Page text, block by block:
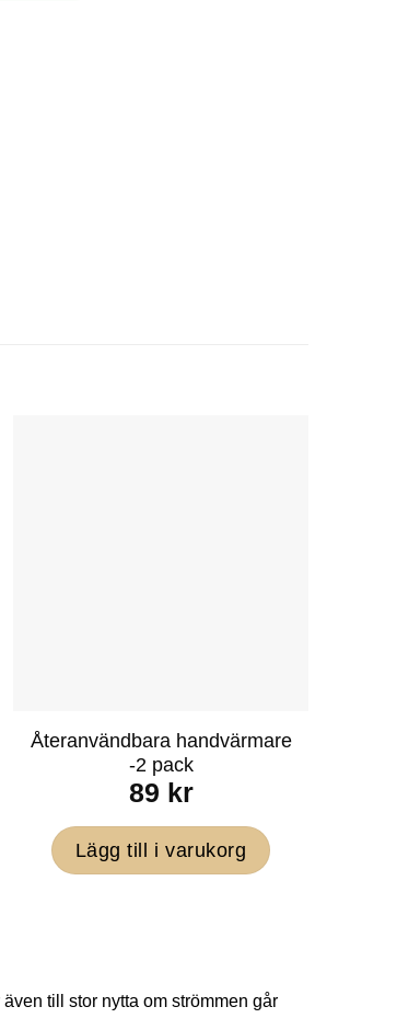
Återanvändbara handvärmare
-2 pack
89 kr
Lägg till i varukorg
till stor nytta om strömmen går